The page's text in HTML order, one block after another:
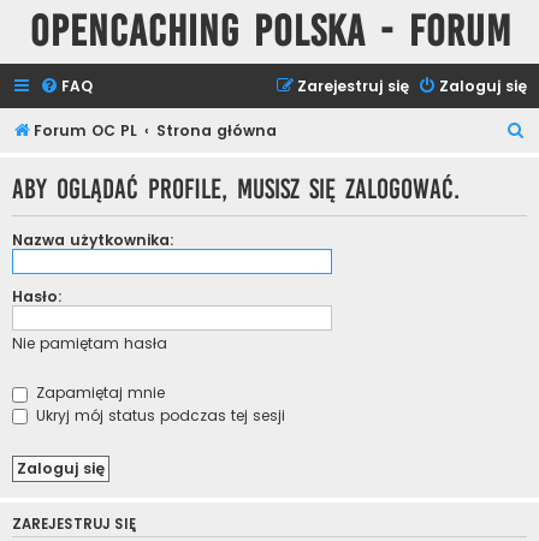
Opencaching Polska - Forum
FAQ Zaloguj się
Zarejestruj się
Forum OC PL Strona główna
k
Aby oglądać profile, musisz się zalogować.
Nazwa użytkownika:
Hasło:
Nie pamiętam hasła
Zapamiętaj mnie
Ukryj mój status podczas tej sesji
ZAREJESTRUJ SIĘ